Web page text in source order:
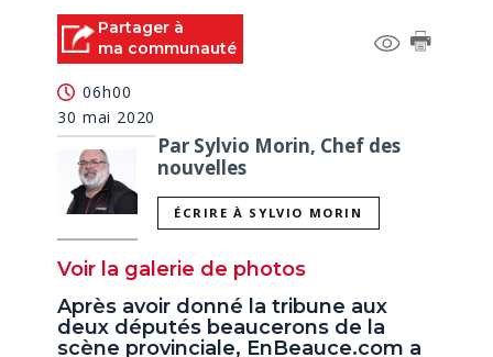
Partager à
ma communauté
06h00
30 mai 2020
Par Sylvio Morin, Chef des
nouvelles
ÉCRIRE À SYLVIO MORIN
Voir la galerie de photos
Après avoir donné la tribune aux
deux députés beaucerons de la
scène provinciale, EnBeauce.com a